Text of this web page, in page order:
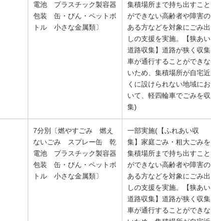
電池 プラスチック製容器
包装 缶・びん・ペットボ
トル 小さな金属類〕
集積場所まで持ち出すこと
ができない高齢者や障害の
ある方などを対象にごみ出
しの支援を実施。【狭あい
道路収集】道路が狭く収集
車が通行することができな
いため、集積場所が自宅近
くに設けられない地域にお
いて、軽四輪車でごみを収
集)
7分別〔燃やすごみ 燃え
ないごみ スプレー缶 乾
電池 プラスチック製容器
包装 缶・びん・ペットボ
トル 小さな金属類〕
一部実施(【ふれあい収
集】家庭ごみ・粗大ごみを
集積場所まで持ち出すこと
ができない高齢者や障害の
ある方などを対象にごみ出
しの支援を実施。【狭あい
道路収集】道路が狭く収集
車が通行することができな